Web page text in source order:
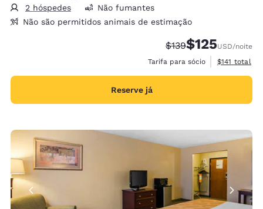
2 hóspedes
Não fumantes
Não são permitidos animais de estimação
Tarifa anterior
$139Tarifa com
$125USD/noite
Tarifa para sócio
Exibir
$141 total
Reserve já